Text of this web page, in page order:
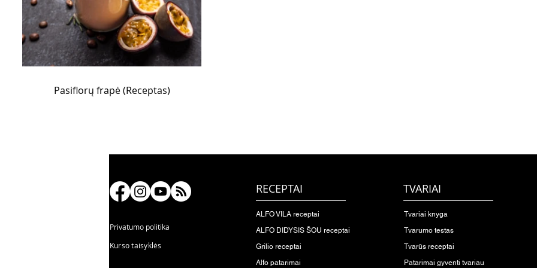
Pasiflorų frapė (Receptas)
Privatumo politika
Kurso taisyklės
RECEPTAI
ALFO VILA receptai
ALFO DIDYSIS ŠOU receptai
Grilio receptai
Alfo patarimai
TVARIAI
Tvariai knyga
Tvarumo testas
Tvarūs receptai
Patarimai gyventi tvariau